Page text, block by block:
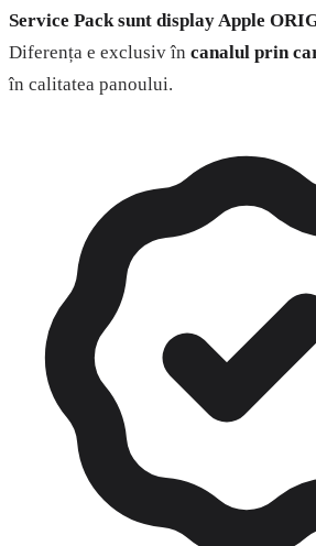
Service Pack sunt display Apple
Diferența e exclusiv în canalul prin
în calitatea panoului.